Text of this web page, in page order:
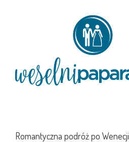
Romantyczna podróż po Wenecji